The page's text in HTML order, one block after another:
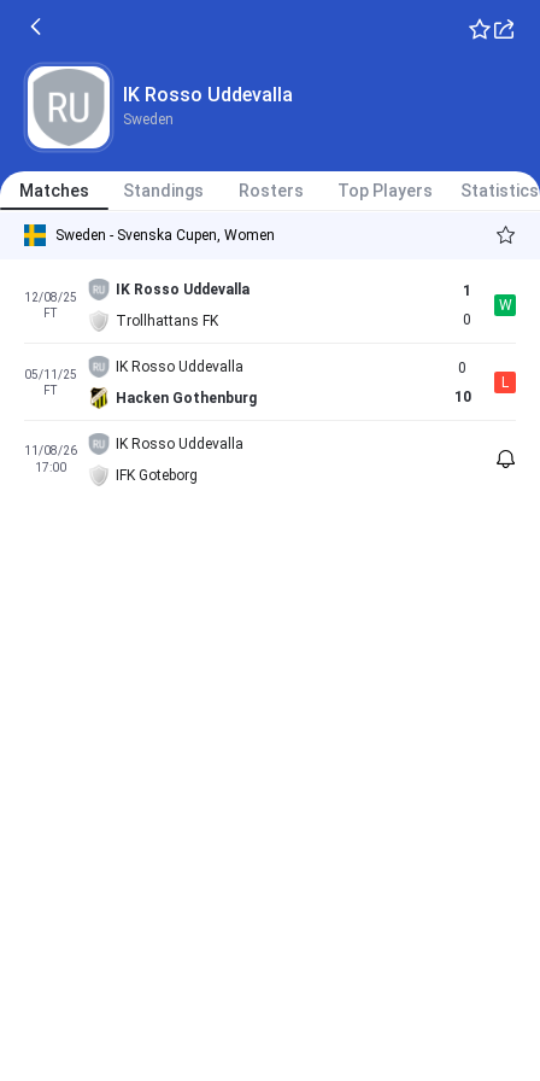
IK Rosso Uddevalla
Sweden
Matches Standings Rosters Top Players Statistics
Sweden - Svenska Cupen, Women
12/08/25
FT
IK Rosso Uddevalla
Trollhattans FK
1
0
W
05/11/25
FT
IK Rosso Uddevalla
Hacken Gothenburg
0
10
L
11/08/26
17:00
IK Rosso Uddevalla
IFK Goteborg